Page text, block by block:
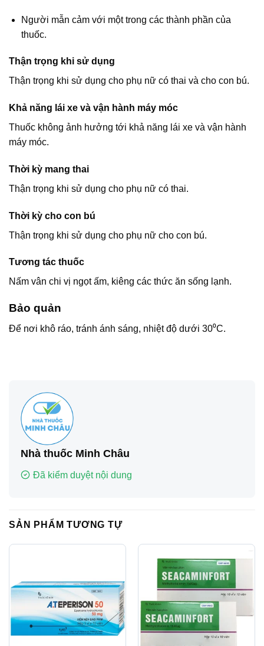
Người mẫn cảm với một trong các thành phần của
thuốc.
Thận trọng khi sử dụng
Thận trọng khi sử dụng cho phụ nữ có thai và cho con bú.
Khả năng lái xe và vận hành máy móc
Thuốc không ảnh hưởng tới khả năng lái xe và vận hành
máy móc.
Thời kỳ mang thai
Thận trọng khi sử dụng cho phụ nữ có thai.
Thời kỳ cho con bú
Thận trọng khi sử dụng cho phụ nữ cho con bú.
Tương tác thuốc
Nấm vân chi vị ngọt ấm, kiêng các thức ăn sống lạnh.
Bảo quản
Để nơi khô ráo, tránh ánh sáng, nhiệt độ dưới 30⁰C.
Nhà thuốc Minh Châu
Đã kiểm duyệt nội dung
SẢN PHẨM TƯƠNG TỰ